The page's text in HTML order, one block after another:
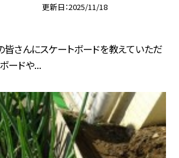
更新日 2025/11/18
皆さんにスケートボードを教えていただ
ードや...